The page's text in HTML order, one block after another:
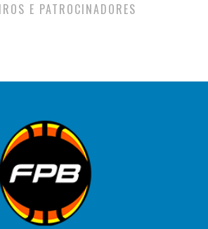
E PATROCINADORES